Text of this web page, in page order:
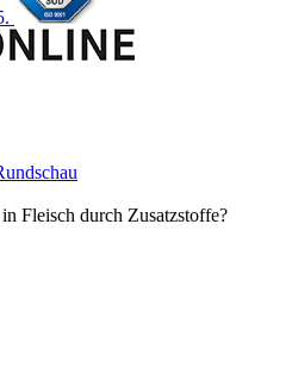
Fleisch durch Zusatzstoffe?